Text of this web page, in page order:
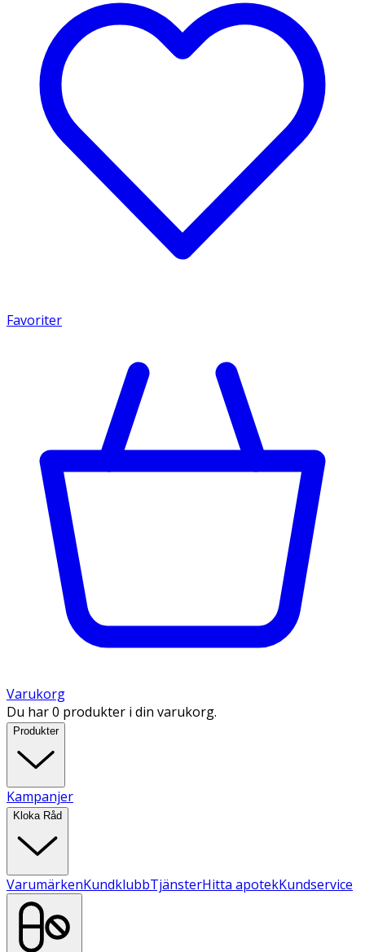
Favoriter
Varukorg
Du har 0 produkter i din varukorg.
Produkter
Kampanjer
Kloka Råd
VarumärkenKundklubbTjänsterHitta apotekKundservice